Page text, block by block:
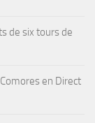
de six tours de
en Direct